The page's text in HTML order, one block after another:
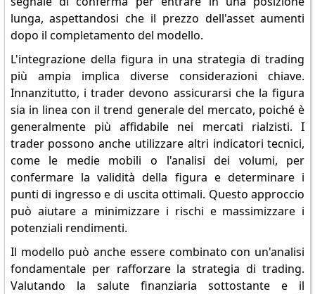
lunga, aspettandosi che il prezzo dell'asset aumenti
dopo il completamento del modello.
L'integrazione della figura in una strategia di trading
più ampia implica diverse considerazioni chiave.
Innanzitutto, i trader devono assicurarsi che la figura
sia in linea con il trend generale del mercato, poiché è
generalmente più affidabile nei mercati rialzisti. I
trader possono anche utilizzare altri indicatori tecnici,
come le medie mobili o l'analisi dei volumi, per
confermare la validità della figura e determinare i
punti di ingresso e di uscita ottimali. Questo approccio
può aiutare a minimizzare i rischi e massimizzare i
potenziali rendimenti.
Il modello può anche essere combinato con un'analisi
fondamentale per rafforzare la strategia di trading.
Valutando la salute finanziaria sottostante e il